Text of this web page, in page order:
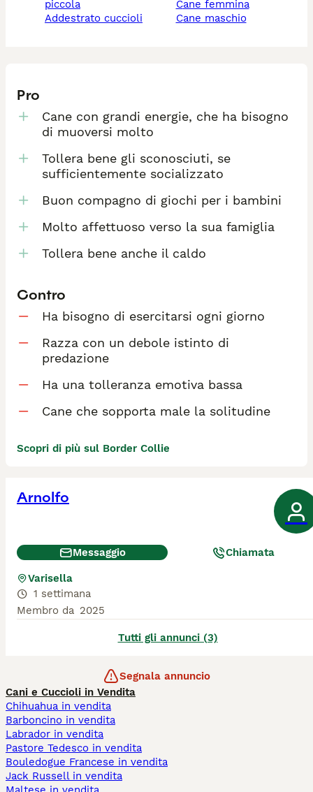
piccola
addestrato cuccioli
cane femmina
cane maschio
Pro
Cane con grandi energie, che ha bisogno
di muoversi molto
Tollera bene gli sconosciuti, se
sufficientemente socializzato
Buon compagno di giochi per i bambini
Molto affettuoso verso la sua famiglia
Tollera bene anche il caldo
Contro
Ha bisogno di esercitarsi ogni giorno
Razza con un debole istinto di
predazione
Ha una tolleranza emotiva bassa
Cane che sopporta male la solitudine
Scopri di più sul Border Collie
Arnolfo
Messaggio Chiamata
Varisella
1 settimana
Membro da 2025
Tutti gli annunci (3)
Segnala annuncio
Cani e Cuccioli in Vendita
Chihuahua in vendita
Barboncino in vendita
Labrador in vendita
Pastore Tedesco in vendita
Bouledogue Francese in vendita
Jack Russell in vendita